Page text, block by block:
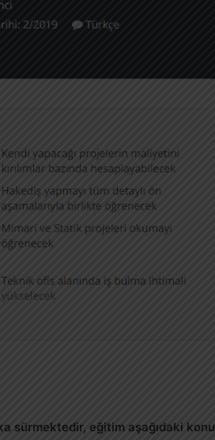
sürmektedir, eğitim aşağıdaki konu